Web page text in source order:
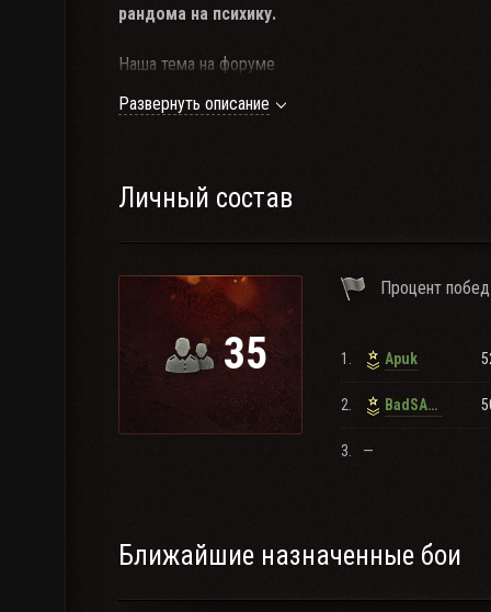
рандома на психику.
Наша тема на форуме
Требования для приёма
2.WN8 2000+
Вы можетеподать заявкуи, проявив терпение,
сообщением на форуме.
Если кто-то с места сдвинется,
На него котёнок кинется.
Если что-нибудь покатится,
Развернуть описание
Личный состав
35
Процент побед
1. Apuk
2. BadSANTOS
3. —
Ближайшие назначенные бои